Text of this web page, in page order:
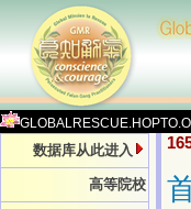
数据库从此进入
高等院校